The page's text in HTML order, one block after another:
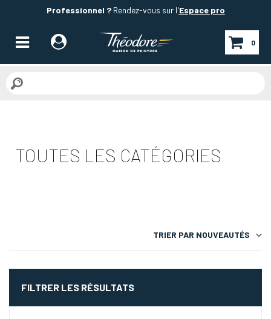
Professionnel ?Rendez-vous sur l'Espace pro
0
TOUTES LES CATÉGORIES
TRIER PAR NOUVEAUTÉS
FILTRER LES RÉSULTATS